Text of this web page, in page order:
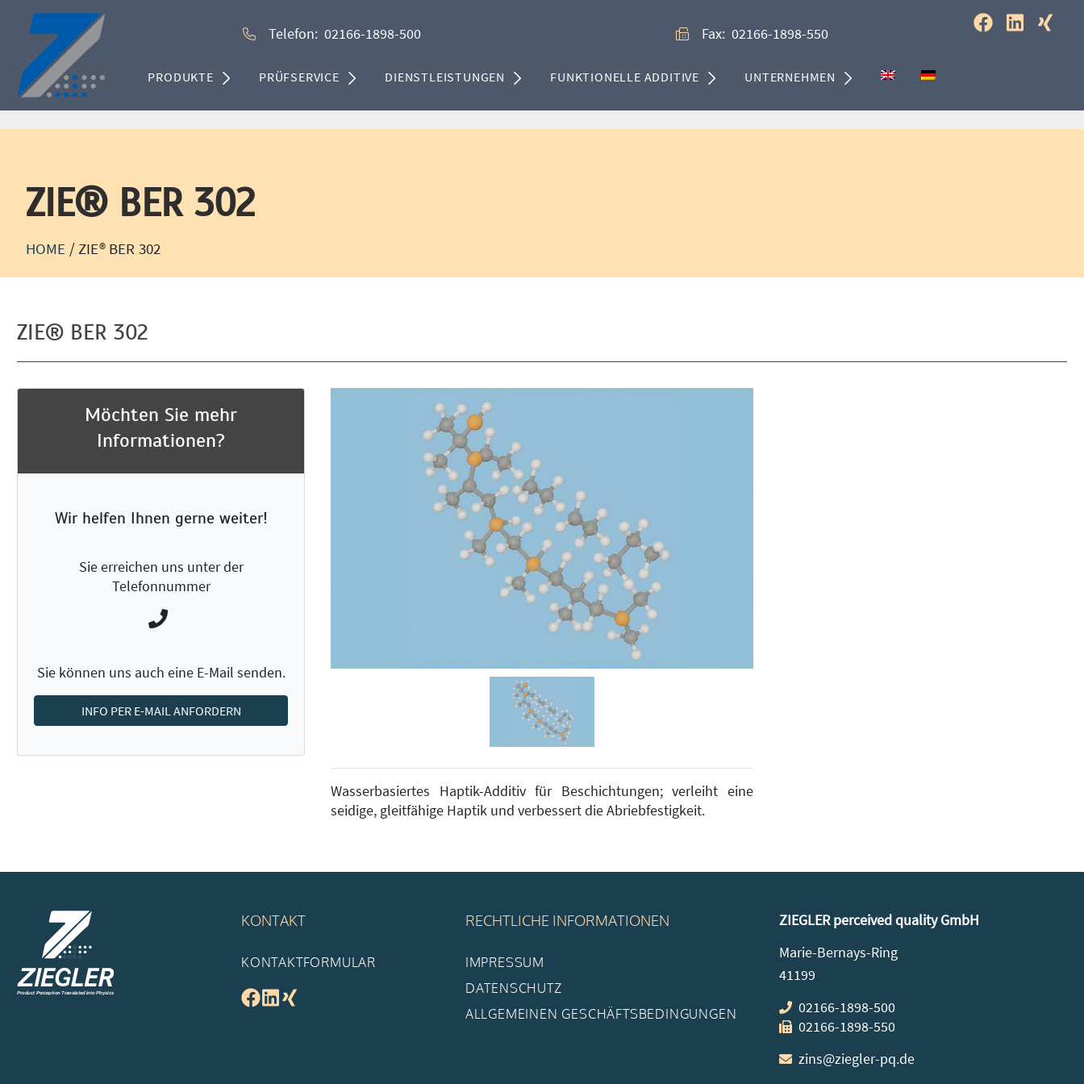
Telefon: 02166-1898-500 Fax: 02166-1898-550
PRODUKTE PRÜFSERVICE DIENSTLEISTUNGEN FUNKTIONELLE ADDITIVE UNTERNEHMEN
ZIE® BER 302
HOME /ZIE® BER 302
ZIE® BER 302
Möchten Sie mehr
Informationen?
Wir helfen Ihnen gerne weiter!
Sie erreichen uns unter der
Telefonnummer
Sie können uns auch eine E-Mail senden.
INFO PER E-MAIL ANFORDERN
Wasserbasiertes Haptik-Additiv für Beschichtungen; verleiht eine
seidige, gleitfähige Haptik und verbessert die Abriebfestigkeit.
KONTAKT
KONTAKTFORMULAR
RECHTLICHE INFORMATIONEN
IMPRESSUM
DATENSCHUTZ
ALLGEMEINEN GESCHÄFTSBEDINGUNGEN
ZIEGLER perceived quality GmbH
Marie-Bernays-Ring
41199
02166-1898-500
02166-1898-550
zins@ziegler-pq.de